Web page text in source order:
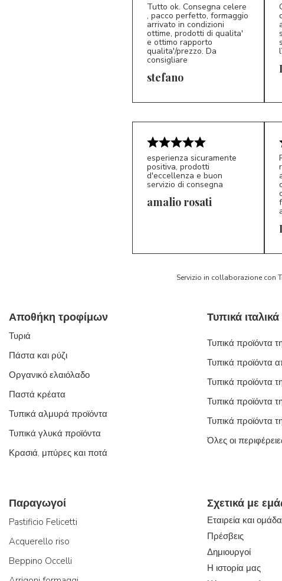
S*
Tutto ok. Consegna celere
, pacco perfetto, formaggio
arrivato in condizioni
ottime, prodotti di qualita'
e ottimo rapporto
qualita'/prezzo. Da
consigliare
stefano LP
esperienza sicuramente
positiva, prodotti
d'eccellenza e buon
servizio di consegna
amalio rosati
D*
Servizio in collaborazione con
Αποθήκη τροφίμων
Τυριά
Πάστα και ρύζι
Οργανικό ελαιόλαδο
Παστά κρέατα
Τυπικά αλμυρά προϊόντα
Τυπικά γλυκά προϊόντα
Κρασιά, μπύρες και ποτά
Τυπικά προϊόντα
Τυπικά προϊόντα
Τυπικά προϊόντα
Τυπικά προϊόντα
Τυπικά προϊόντα
Όλες οι
Παραγωγοί
Pastificio Felicetti
Acquerello riso
Beppino Occelli
Σχετικά με
Εταιρεία και ομάδα
Πρέσβεις
Δημιουργοί
Η ιστορία μας